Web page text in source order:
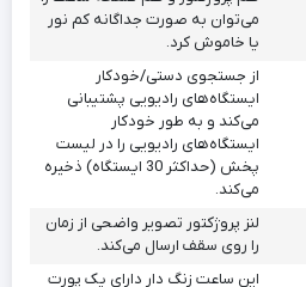
می‌توان به صورت جداگانه کم نور
یا خاموش کرد.
از جستجوی دستی/خودکار
ایستگاه‌های رادیویی پشتیبانی
می‌کند و به طور خودکار
ایستگاه‌های رادیویی را در لیست
پخش (حداکثر 30 ایستگاه) ذخیره
می‌کند.
لنز پروژکتور تصویر واضحی از زمان
را روی سقف ارسال می‌کند.
این ساعت زنگ دار دارای یک پورت